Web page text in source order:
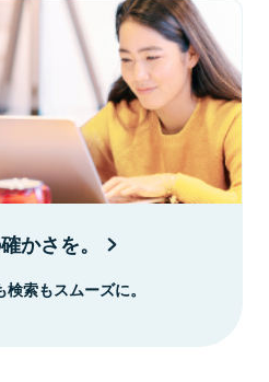
かさを。
索もスムーズに。